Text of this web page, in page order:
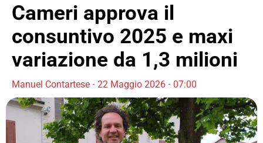
Cameri approva il
consuntivo 2025 e maxi
variazione da 1,3 milioni
Manuel Contartese 22 Maggio 2026 07:00